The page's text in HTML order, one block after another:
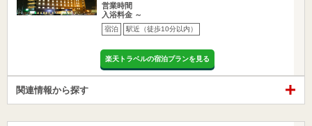
営業時間
入浴料金 ～
宿泊 駅近（徒歩10分以内）
楽天トラベルの宿泊プランを見る
関連情報から探す